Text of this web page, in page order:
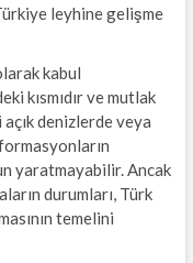
leyhine gelişme
kabul
kısmıdır ve mutlak
denizlerde veya
yaratmayabilir. Ancak
durumları, Türk
temelini